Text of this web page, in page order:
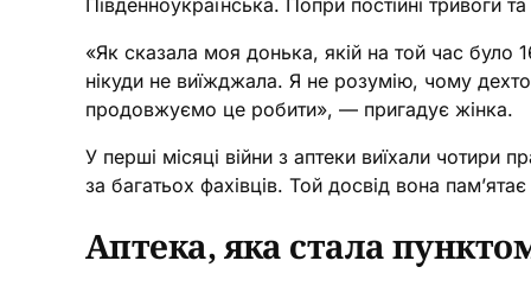
«Як сказала моя донька, якій на той час було
нікуди не виїжджала. Я не розумію, чому
продовжуємо це робити», — пригадує жінка.
У перші місяці війни з аптеки виїхали
за багатьох фахівців. Той досвід вона
Аптека, яка стала